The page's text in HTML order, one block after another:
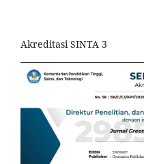
Akreditasi SINTA 3